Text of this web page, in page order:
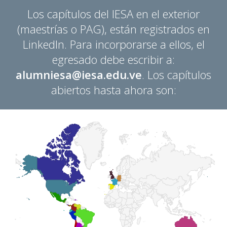
Los capítulos del IESA en el exterior
(maestrías o PAG), están registrados en
LinkedIn. Para incorporarse a ellos, el
egresado debe escribir a:
alumniesa@iesa.edu.ve. Los capítulos
abiertos hasta ahora son: